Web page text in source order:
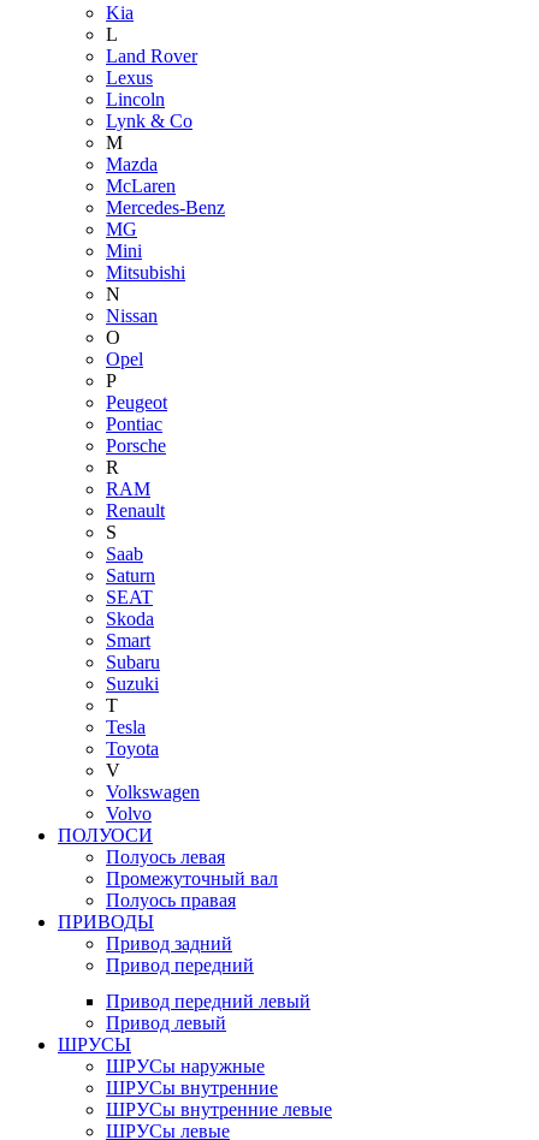
Kia
L
Land Rover
Lexus
Lincoln
Lynk & Co
M
Mazda
McLaren
Mercedes-Benz
MG
Mini
Mitsubishi
N
Nissan
O
Opel
P
Peugeot
Pontiac
Porsche
R
RAM
Renault
S
Saab
Saturn
SEAT
Skoda
Smart
Subaru
Suzuki
T
Tesla
Toyota
V
Volkswagen
Volvo
ПОЛУОСИ
Полуось левая
Промежуточный вал
Полуось правая
ПРИВОДЫ
Привод задний
Привод передний
Привод передний левый
Привод левый
ШРУСЫ
ШРУСы наружные
ШРУСы внутренние
ШРУСы внутренние левые
ШРУСы левые